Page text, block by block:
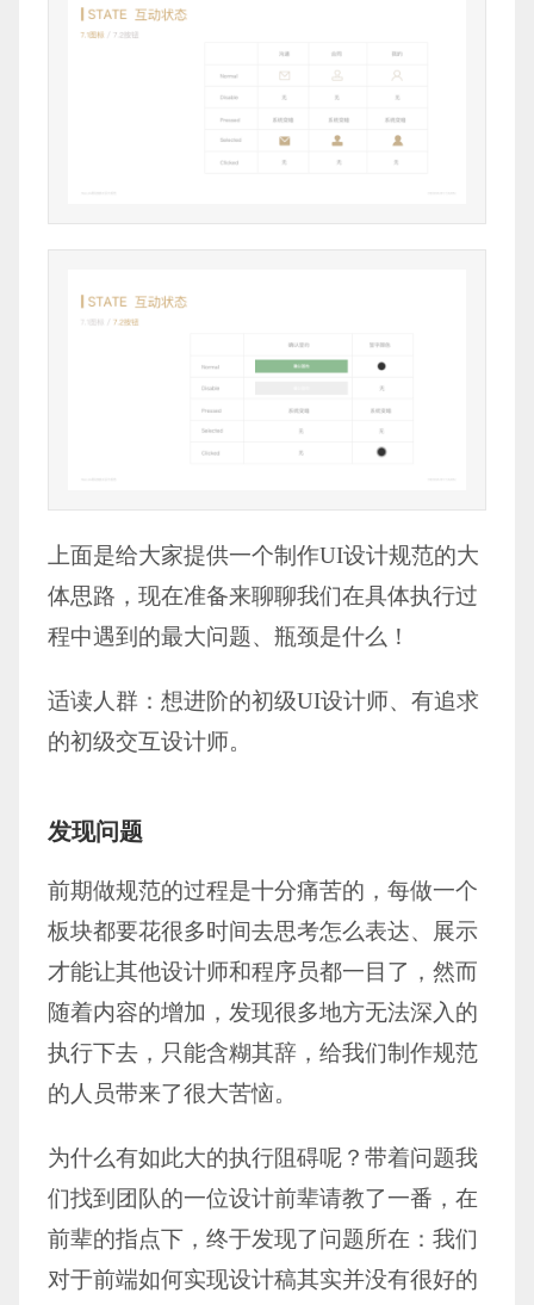
上面是给大家提供一个制作UI设计规范的大
体思路，现在准备来聊聊我们在具体执行过
程中遇到的最大问题、瓶颈是什么！
适读人群：想进阶的初级UI设计师、有追求
的初级交互设计师。
发现问题
前期做规范的过程是十分痛苦的，每做一个
板块都要花很多时间去思考怎么表达、展示
才能让其他设计师和程序员都一目了，然而
随着内容的增加，发现很多地方无法深入的
执行下去，只能含糊其辞，给我们制作规范
的人员带来了很大苦恼。
为什么有如此大的执行阻碍呢？带着问题我
们找到团队的一位设计前辈请教了一番，在
前辈的指点下，终于发现了问题所在：我们
对于前端如何实现设计稿其实并没有很好的